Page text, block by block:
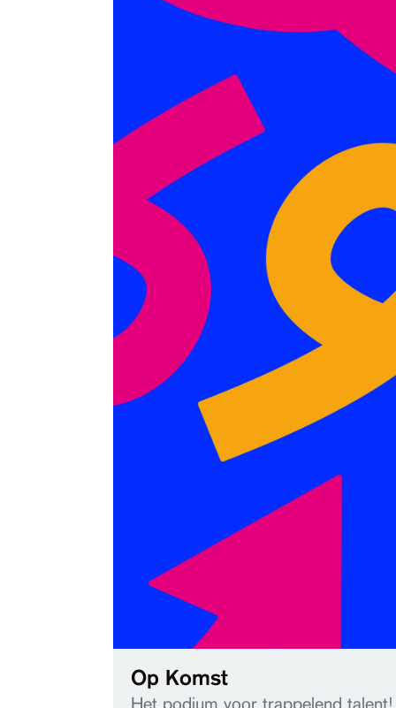
Op Komst
Het podium voor trappelend talent!